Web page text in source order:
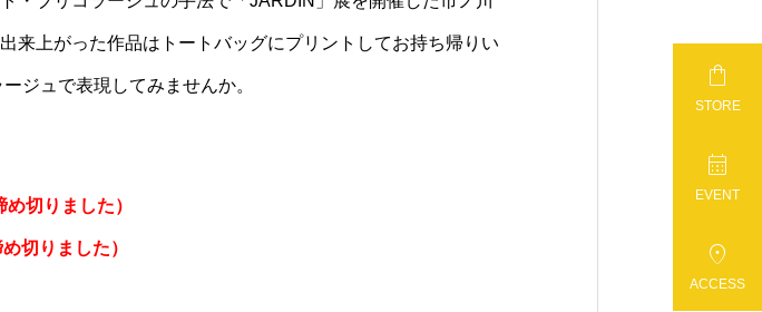
来上がった作品はトートバッグにプリントしてお持ち帰りい
ジュで表現してみませんか。
め切りました）
切りました）

STORE

EVENT

ACCESS